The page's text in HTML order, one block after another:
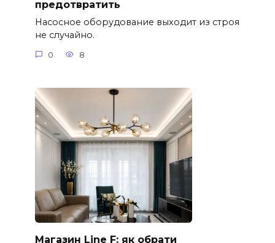
предотвратить
Насосное оборудование выходит из строя
не случайно.
0 8
Магазин Line F: як обрати